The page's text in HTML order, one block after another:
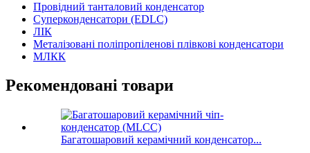
Провідний танталовий конденсатор
Суперконденсатори (EDLC)
ЛІК
Металізовані поліпропіленові плівкові конденсатори
МЛКК
Рекомендовані товари
Багатошаровий керамічний конденсатор...